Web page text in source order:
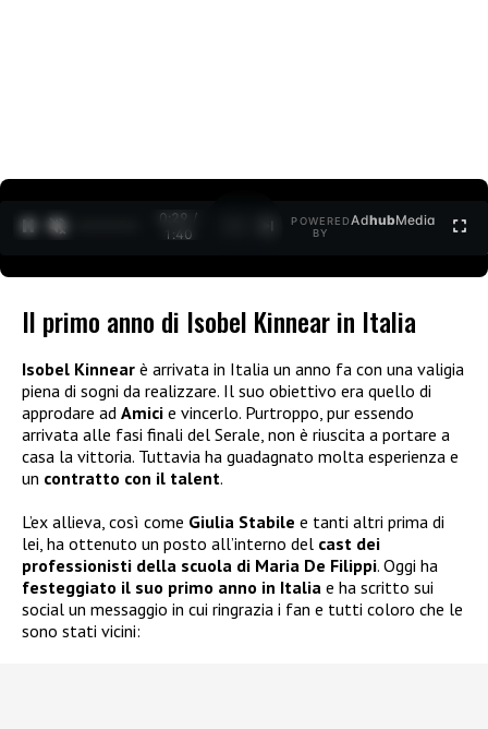
0:30 /
1:40
POWERED
BY
AdhubMedia
Il primo anno di Isobel Kinnear in Italia
Isobel Kinnear è arrivata in Italia un anno fa con una valigia
piena di sogni da realizzare. Il suo obiettivo era quello di
approdare ad Amici e vincerlo. Purtroppo, pur essendo
arrivata alle fasi finali del Serale, non è riuscita a portare a
casa la vittoria. Tuttavia ha guadagnato molta esperienza e
un contratto con il talent.
L’ex allieva, così come Giulia Stabile e tanti altri prima di
lei, ha ottenuto un posto all’interno del cast dei
professionisti della scuola di Maria De Filippi. Oggi ha
festeggiato il suo primo anno in Italia e ha scritto sui
social un messaggio in cui ringrazia i fan e tutti coloro che le
sono stati vicini: